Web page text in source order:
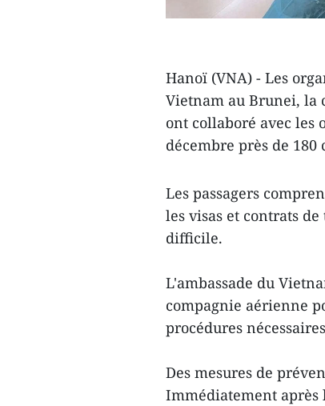
Hanoï (VNA) - Les
Vietnam au Brunei, la
ont collaboré avec les
décembre près de
Les passagers
les visas et contrats
difficile.
L'ambassade du
compagnie aérienne
procédures
Des mesures de
Immédiatement